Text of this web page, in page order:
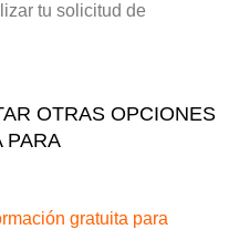
tu solicitud de
OTRAS OPCIONES
PARA
gratuita para